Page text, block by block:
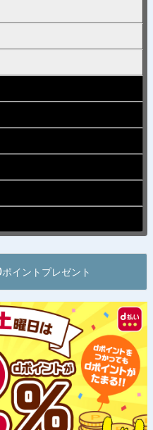
ポイントプレゼント